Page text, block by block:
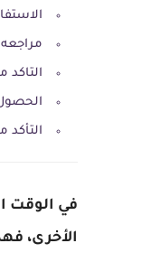
التأكد
في الوقت
الأخرى،